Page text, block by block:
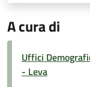
A cura di
Uffici
- Leva